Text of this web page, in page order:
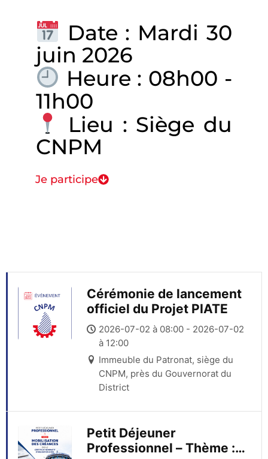
Date : Mardi 30
juin 2026
Heure : 08h00 -
11h00
Lieu : Siège du
CNPM
Je participe
Cérémonie de lancement
officiel du Projet PIATE
2026-07-02 à 08:00 - 2026-07-02
à 12:00
Immeuble du Patronat, siège du
CNPM, près du Gouvernorat du
District
Petit Déjeuner
Professionnel – Thème :